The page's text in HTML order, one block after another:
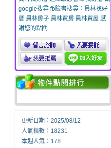
google搜尋 fb臉書搜尋：員林找好
厝 員林房子 員林買房 員林買屋 感
謝您的點閱
更新日期：2025/08/12
人氣指數：18231
本週人氣：178